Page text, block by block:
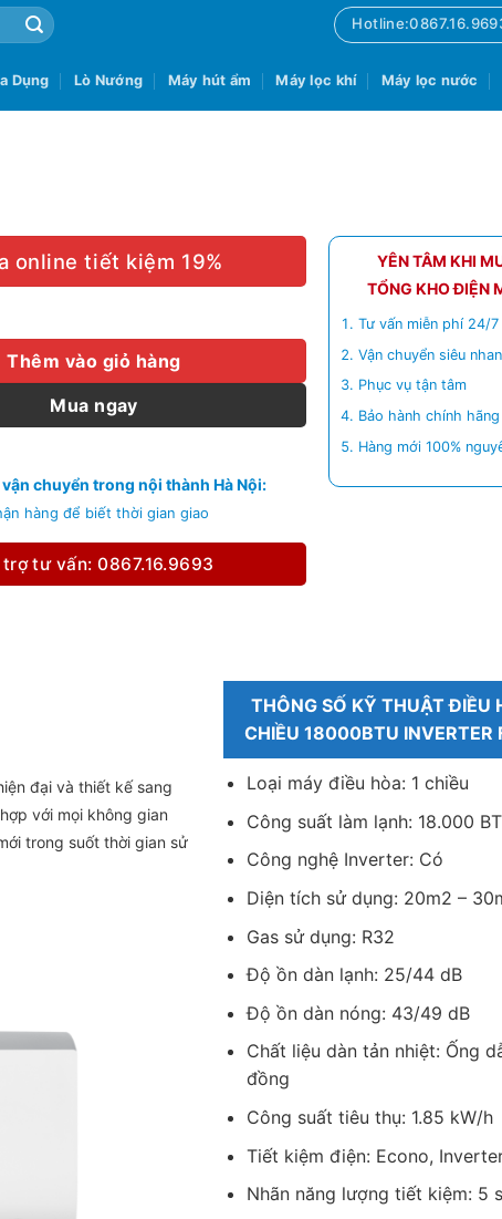
Dụng Lò Nướng Máy hút ẩm Máy lọc khí Máy lọc nước
online tiết kiệm 19%
Thêm vào giỏ hàng
Mua ngay
chuyển trong nội thành Hà Nội:
hàng để biết thời gian giao
trợ tư vấn: 0867.16.9693
YÊN TÂM KHI
TỔNG KHO ĐIỆN
Tư vấn miễn phí 24/7
Vận chuyển siêu
Phục vụ tận tâm
Bảo hành chính
Hàng mới 100%
đại và thiết kế sang
với mọi không gian
trong suốt thời gian sử
THÔNG SỐ KỸ THUẬT ĐIỀU
CHIỀU 18000BTU
Loại máy điều hòa: 1 chiều
Công suất làm lạnh: 18.000
Công nghệ Inverter: Có
Diện tích sử dụng: 20m2 –
Gas sử dụng: R32
Độ ồn dàn lạnh: 25/44 dB
Độ ồn dàn nóng: 43/49 dB
Chất liệu dàn tản nhiệt: Ống
đồng
Công suất tiêu thụ: 1.85 kW/h
Tiết kiệm điện: Econo,
Nhãn năng lượng tiết kiệm: 5